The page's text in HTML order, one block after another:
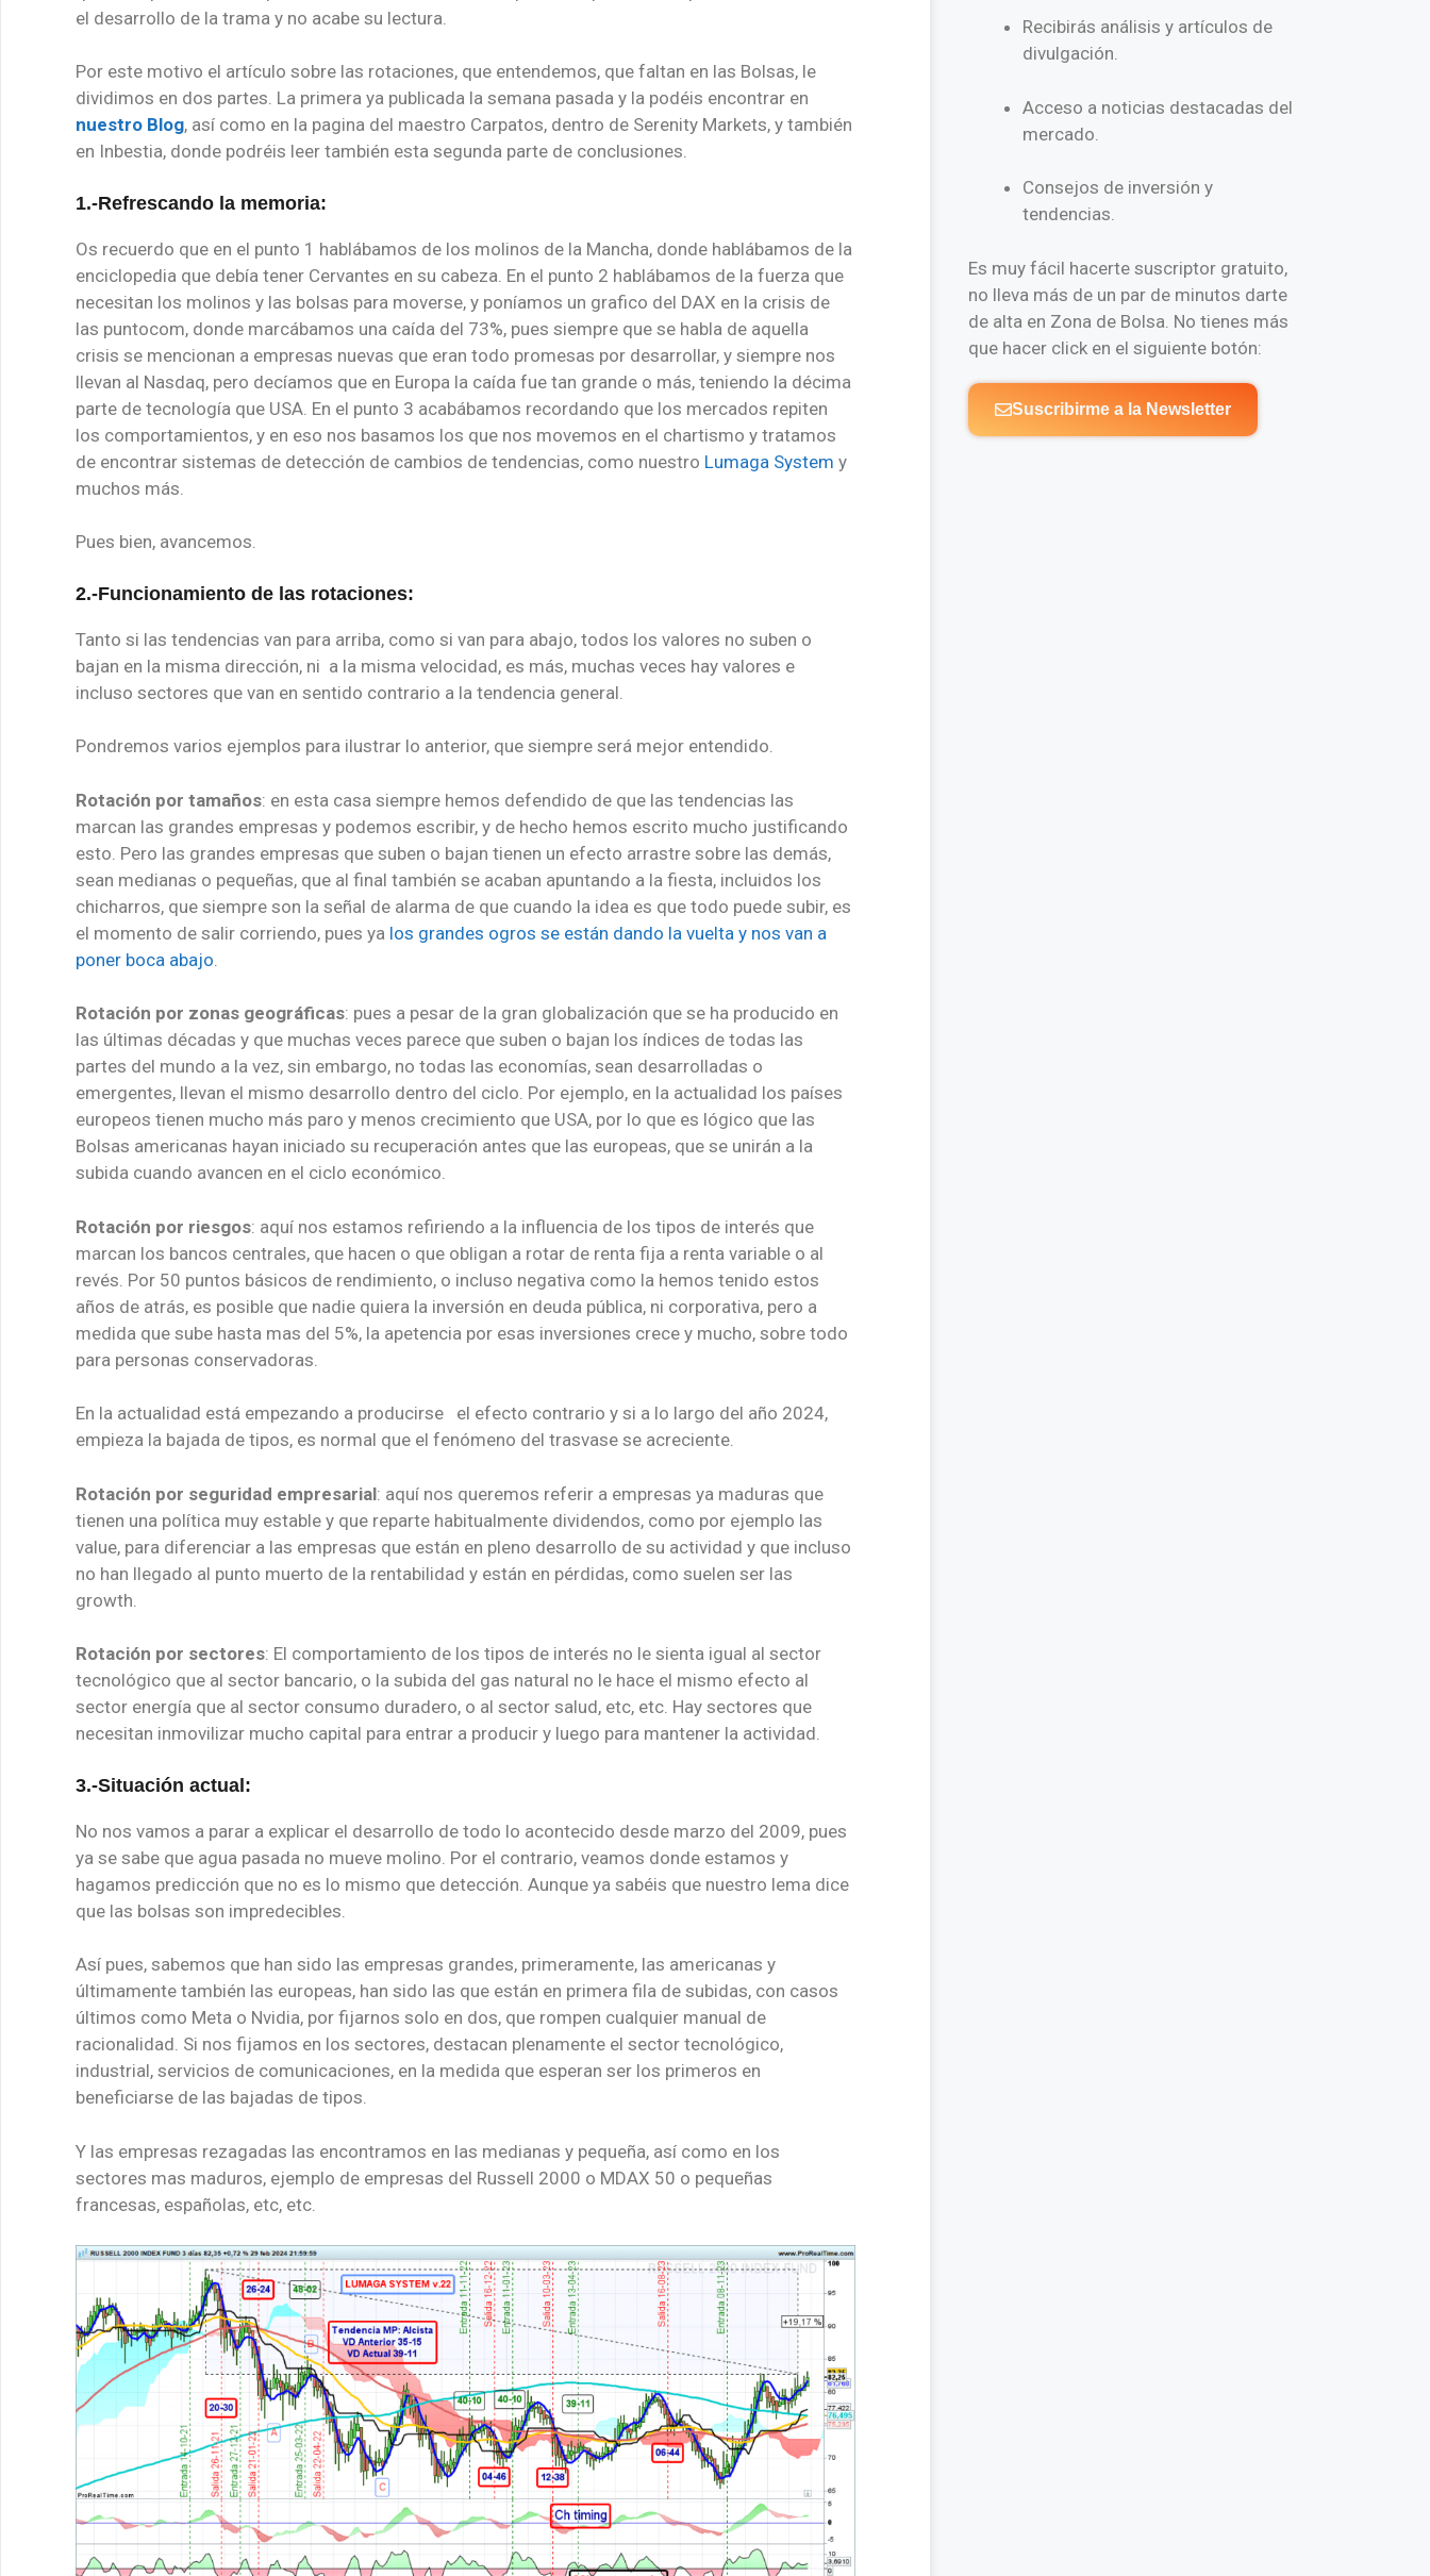
el desarrollo de la trama y no acabe su lectura.
Por este motivo el artículo sobre las rotaciones, que entendemos, que faltan en las Bolsas, le
dividimos en dos partes. La primera ya publicada la semana pasada y la podéis encontrar en
nuestro Blog, así como en la pagina del maestro Carpatos, dentro de Serenity Markets, y también
en Inbestia, donde podréis leer también esta segunda parte de conclusiones.
1.-Refrescando la memoria:
Os recuerdo que en el punto 1 hablábamos de los molinos de la Mancha, donde hablábamos de la
enciclopedia que debía tener Cervantes en su cabeza. En el punto 2 hablábamos de la fuerza que
necesitan los molinos y las bolsas para moverse, y poníamos un grafico del DAX en la crisis de
las puntocom, donde marcábamos una caída del 73%, pues siempre que se habla de aquella
crisis se mencionan a empresas nuevas que eran todo promesas por desarrollar, y siempre nos
llevan al Nasdaq, pero decíamos que en Europa la caída fue tan grande o más, teniendo la décima
parte de tecnología que USA. En el punto 3 acabábamos recordando que los mercados repiten
los comportamientos, y en eso nos basamos los que nos movemos en el chartismo y tratamos
de encontrar sistemas de detección de cambios de tendencias, como nuestro Lumaga System y
muchos más.
Pues bien, avancemos.
2.-Funcionamiento de las rotaciones:
Tanto si las tendencias van para arriba, como si van para abajo, todos los valores no suben o
bajan en la misma dirección, ni a la misma velocidad, es más, muchas veces hay valores e
incluso sectores que van en sentido contrario a la tendencia general.
Pondremos varios ejemplos para ilustrar lo anterior, que siempre será mejor entendido.
Rotación por tamaños: en esta casa siempre hemos defendido de que las tendencias las
marcan las grandes empresas y podemos escribir, y de hecho hemos escrito mucho justificando
esto. Pero las grandes empresas que suben o bajan tienen un efecto arrastre sobre las demás,
sean medianas o pequeñas, que al final también se acaban apuntando a la fiesta, incluidos los
chicharros, que siempre son la señal de alarma de que cuando la idea es que todo puede subir, es
el momento de salir corriendo, pues ya los grandes ogros se están dando la vuelta y nos van a
poner boca abajo
Rotación por zonas geográficas: pues a pesar de la gran globalización que se ha producido en
las últimas décadas y que muchas veces parece que suben o bajan los índices de todas las
partes del mundo a la vez, sin embargo, no todas las economías, sean desarrolladas o
emergentes, llevan el mismo desarrollo dentro del ciclo. Por ejemplo, en la actualidad los países
europeos tienen mucho más paro y menos crecimiento que USA, por lo que es lógico que las
Bolsas americanas hayan iniciado su recuperación antes que las europeas, que se unirán a la
subida cuando avancen en el ciclo económico.
Rotación por riesgos: aquí nos estamos refiriendo a la influencia de los tipos de interés que
marcan los bancos centrales, que hacen o que obligan a rotar de renta fija a renta variable o al
revés. Por 50 puntos básicos de rendimiento, o incluso negativa como la hemos tenido estos
años de atrás, es posible que nadie quiera la inversión en deuda pública, ni corporativa, pero a
medida que sube hasta mas del 5%, la apetencia por esas inversiones crece y mucho, sobre todo
para personas conservadoras.
En la actualidad está empezando a producirse el efecto contrario y si a lo largo del año 2024,
empieza la bajada de tipos, es normal que el fenómeno del trasvase se acreciente.
Rotación por seguridad empresarial: aquí nos queremos referir a empresas ya maduras que
tienen una política muy estable y que reparte habitualmente dividendos, como por ejemplo las
value, para diferenciar a las empresas que están en pleno desarrollo de su actividad y que incluso
no han llegado al punto muerto de la rentabilidad y están en pérdidas, como suelen ser las
growth.
Rotación por sectores: El comportamiento de los tipos de interés no le sienta igual al sector
tecnológico que al sector bancario, o la subida del gas natural no le hace el mismo efecto al
sector energía que al sector consumo duradero, o al sector salud, etc, etc. Hay sectores que
necesitan inmovilizar mucho capital para entrar a producir y luego para mantener la actividad.
3.-Situación actual:
No nos vamos a parar a explicar el desarrollo de todo lo acontecido desde marzo del 2009, pues
ya se sabe que agua pasada no mueve molino. Por el contrario, veamos donde estamos y
hagamos predicción que no es lo mismo que detección. Aunque ya sabéis que nuestro lema dice
que las bolsas son impredecibles.
Así pues, sabemos que han sido las empresas grandes, primeramente, las americanas y
últimamente también las europeas, han sido las que están en primera fila de subidas, con casos
últimos como Meta o Nvidia, por fijarnos solo en dos, que rompen cualquier manual de
racionalidad. Si nos fijamos en los sectores, destacan plenamente el sector tecnológico,
industrial, servicios de comunicaciones, en la medida que esperan ser los primeros en
beneficiarse de las bajadas de tipos.
Y las empresas rezagadas las encontramos en las medianas y pequeña, así como en los
sectores mas maduros, ejemplo de empresas del Russell 2000 o MDAX 50 o pequeñas
francesas, españolas, etc, etc.
Recibirás análisis y artículos de
divulgación.
Acceso a noticias destacadas del
mercado.
Consejos de inversión y
tendencias.
Es muy fácil hacerte suscriptor gratuito,
no lleva más de un par de minutos darte
de alta en Zona de Bolsa. No tienes más
que hacer click en el siguiente botón:
Suscribirme a la Newsletter